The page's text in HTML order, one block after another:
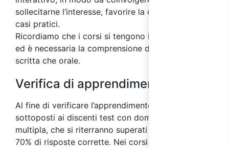
sollecitarne l’interesse, favorire la discussione su
casi pratici.
Ricordiamo che i corsi si tengono in lingua italiana
ed è necessaria la comprensione della lingua sia
scritta che orale.
Verifica di apprendimento
Al fine di verificare l’apprendimento, saranno
sottoposti ai discenti test con domande a risposta
multipla, che si riterranno superati con almeno il
70% di risposte corrette. Nei corsi svolti in